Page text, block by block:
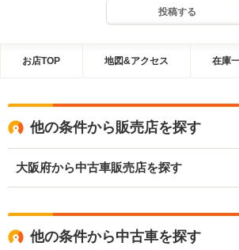
投稿する
お店TOP 地図&アクセス 在庫
他の条件から販売店を探す
大阪府から中古車販売店を探す
他の条件から中古車を探す